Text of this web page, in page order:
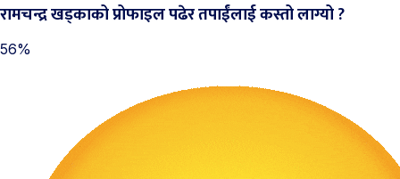
रामचन्द्र खड्काको प्रोफाइल पढेर तपाईंलाई कस्तो लाग्यो ?
56%